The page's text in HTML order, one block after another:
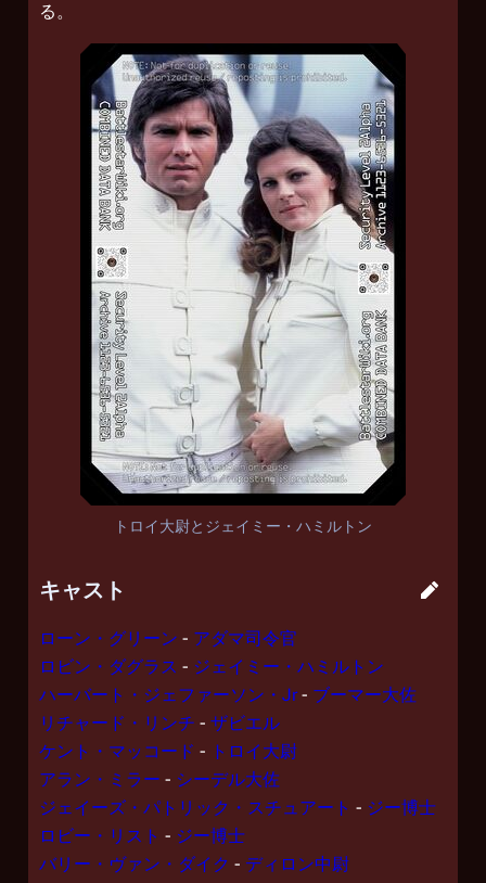
る。
トロイ大尉とジェイミー・ハミルトン
キャスト
ローン・グリーン - アダマ司令官
ロビン・ダグラス - ジェイミー・ハミルトン
ハーバート・ジェファーソン・Jr- ブーマー大佐
リチャード・リンチ - ザビエル
ケント・マッコード - トロイ大尉
アラン・ミラー - シーデル大佐
ジェイーズ・パトリック・スチュアート - ジー博士
ロビー・リスト - ジー博士
バリー・ヴァン・ダイク - ディロン中尉